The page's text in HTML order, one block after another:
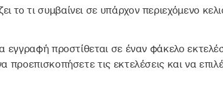
το τι συμβαίνει σε υπάρχον περιεχόμενο
εγγραφή προστίθεται σε έναν φάκελο
προεπισκοπήσετε τις εκτελέσεις και να